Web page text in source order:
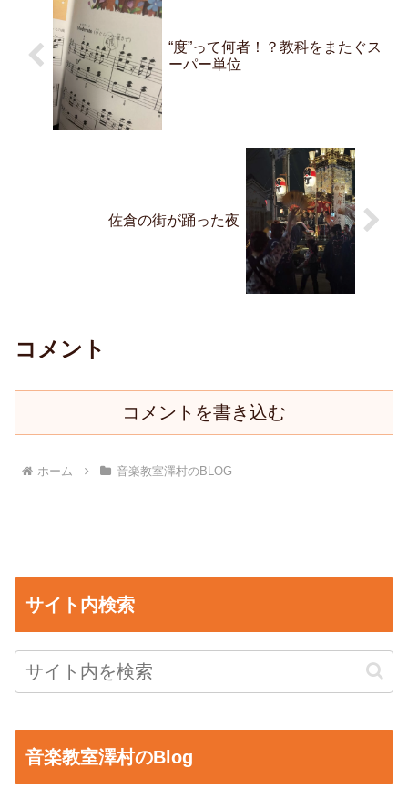
“度”って何者！？教科をまたぐス
ーパー単位
佐倉の街が踊った夜
コメント
コメントを書き込む
ホーム 音楽教室澤村のBLOG
サイト内検索
音楽教室澤村のBlog